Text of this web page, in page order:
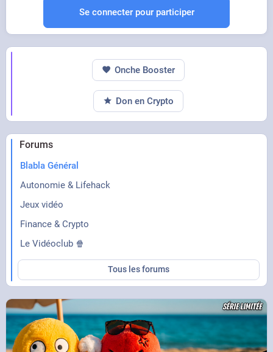
Se connecter pour participer
Forums
Blabla Général
Autonomie & Lifehack
Jeux vidéo
Finance & Crypto
Le Vidéoclub 🍿
Tous les forums
Onche Booster
Don en Crypto